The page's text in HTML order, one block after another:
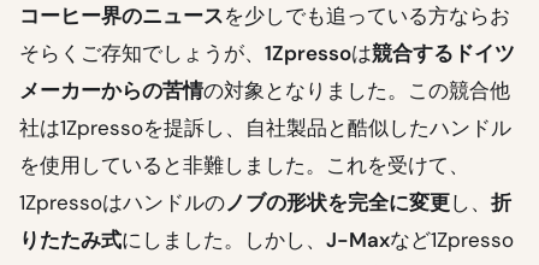
コーヒー界のニュースを少しでも追っている方ならお
そらくご存知でしょうが、 1Zpressoは競合するドイツ
メーカーからの苦情の対象となりました。この競合他
社は1Zpressoを提訴し、自社製品と酷似したハンドル
を使用していると非難しました。これを受けて、
1Zpressoはハンドルのノブの形状を完全に変更し、 折
りたたみ式にしました。しかし、 J-Maxなど1Zpresso